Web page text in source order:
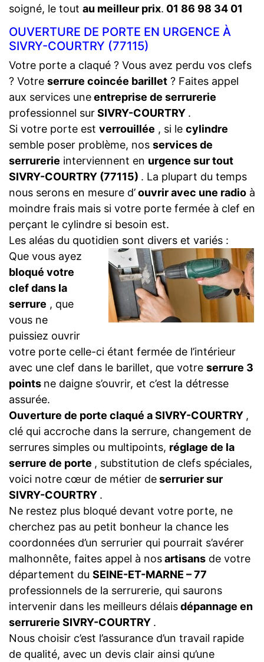
soigné, le tout au meilleur prix. 01 86 98 34 01
OUVERTURE DE PORTE EN URGENCE À
SIVRY-COURTRY (77115)
Votre porte a claqué ? Vous avez perdu vos clefs
? Votre serrure coincée barillet ? Faites appel
aux services uneentreprise de serrurerie
professionnel surSIVRY-COURTRY .
Si votre porte est verrouillée , si le cylindre
semble poser problème, nos services de
serrurerie interviennent en urgence sur tout
SIVRY-COURTRY (77115) . La plupart du temps
nous serons en mesure d’ouvrir avec une radio à
moindre frais mais si votre porte fermée à clef en
perçant le cylindre si besoin est.
Les aléas du quotidien sont divers et variés :
Que vous ayez
bloqué votre
clef dans la
serrure , que
vous ne
puissiez ouvrir
votre porte celle-ci étant fermée de l’intérieur
avec une clef dans le barillet, que votre serrure 3
points ne daigne s’ouvrir, et c’est la détresse
assurée.
Ouverture de porte claqué a SIVRY-COURTRY ,
clé qui accroche dans la serrure, changement de
serrures simples ou multipoints, réglage de la
serrure de porte , substitution de clefs spéciales,
voici notre cœur de métier deserrurier sur
SIVRY-COURTRY .
Ne restez plus bloqué devant votre porte, ne
cherchez pas au petit bonheur la chance les
coordonnées d’un serrurier qui pourrait s’avérer
malhonnête, faites appel à nosartisans de votre
département du SEINE-ET-MARNE – 77
professionnels de la serrurerie, qui saurons
intervenir dans les meilleurs délaisdépannage en
serrurerie SIVRY-COURTRY .
Nous choisir c’est l’assurance d’un travail rapide
de qualité, avec un devis clair ainsi qu’une